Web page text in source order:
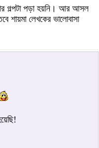
গল্পটা পড়া হয়নি। আর আসল
শায়মা লেখকের ভালোবাসা